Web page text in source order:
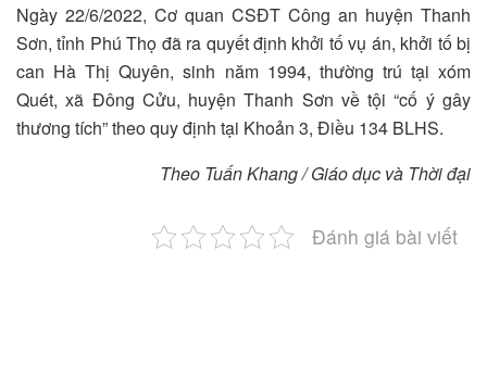
Ngày 22/6/2022, Cơ quan CSĐT Công an huyện Thanh
Sơn, tỉnh Phú Thọ đã ra quyết định khởi tố vụ án, khởi tố bị
can Hà Thị Quyên, sinh năm 1994, thường trú tại xóm
Quét, xã Đông Cửu, huyện Thanh Sơn về tội “cố ý gây
thương tích” theo quy định tại Khoản 3, Điều 134 BLHS.
Theo Tuấn Khang / Giáo dục và Thời đại
Đánh giá bài viết